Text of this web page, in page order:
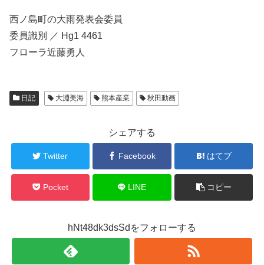
西ノ島町の大雨発表会委員
委員識別 ／ Hg1 4461
フローラ近藤勇人
日記 大淵美海 熊本産業 秋田動画
シェアする
Twitter Facebook はてブ
Pocket LINE コピー
hNt48dk3dsSdをフォローする